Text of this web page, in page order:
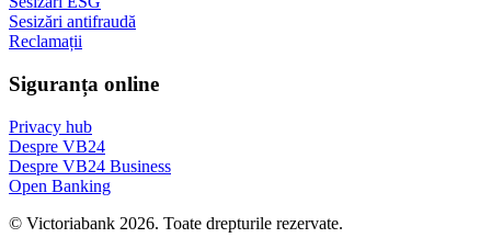
Sesizări antifraudă
Reclamații
Siguranța online
Privacy hub
Despre VB24
Despre VB24 Business
Open Banking
© Victoriabank 2026. Toate drepturile rezervate.